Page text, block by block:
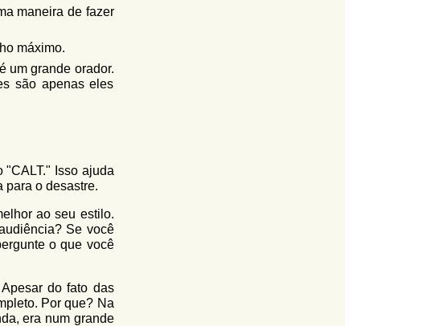
maneira de fazer
máximo.
um grande orador.
são apenas eles
"CALT." Isso ajuda
para o desastre.
ao seu estilo.
Se você
o que você
do fato das
Por que? Na
era num grande